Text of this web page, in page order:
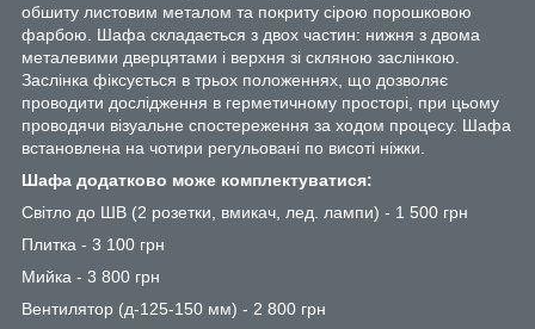
обшиту листовим металом та покриту сірою порошковою
фарбою. Шафа складається з двох частин: нижня з двома
металевими дверцятами і верхня зі скляною заслінкою.
Заслінка фіксується в трьох положеннях, що дозволяє
проводити дослідження в герметичному просторі, при цьому
проводячи візуальне спостереження за ходом процесу. Шафа
встановлена на чотири регульовані по висоті ніжки.
Шафа додатково може комплектуватися:
Світло до ШВ (2 розетки, вмикач, лед. лампи) - 1 500 грн
Плитка - 3 100 грн
Мийка - 3 800 грн
Вентилятор (д-125-150 мм) - 2 800 грн